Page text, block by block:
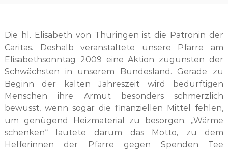
Die hl. Elisabeth von Thüringen ist die Patronin der
Caritas. Deshalb veranstaltete unsere Pfarre am
Elisabethsonntag 2009 eine Aktion zugunsten der
Schwächsten in unserem Bundesland. Gerade zu
Beginn der kalten Jahreszeit wird bedürftigen
Menschen ihre Armut besonders schmerzlich
bewusst, wenn sogar die finanziellen Mittel fehlen,
um genügend Heizmaterial zu besorgen. „Wärme
schenken“ lautete darum das Motto, zu dem
Helferinnen der Pfarre gegen Spenden Tee